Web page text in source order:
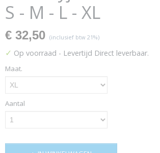
S - M - L - XL
€ 32,50 (inclusief btw 21%)
✓ Op voorraad - Levertijd Direct leverbaar.
Maat.
Aantal